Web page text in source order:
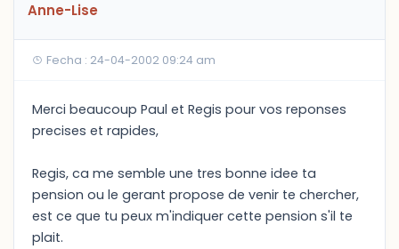
Anne-Lise
Fecha : 24-04-2002 09:24 am
Merci beaucoup Paul et Regis pour vos reponses
precises et rapides,
Regis, ca me semble une tres bonne idee ta
pension ou le gerant propose de venir te chercher,
est ce que tu peux m'indiquer cette pension s'il te
plait.